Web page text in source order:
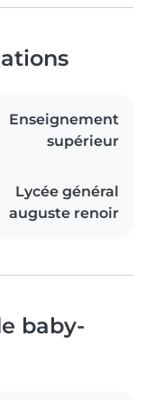
Enseignement
supérieur
Lycée général
auguste renoir
baby-